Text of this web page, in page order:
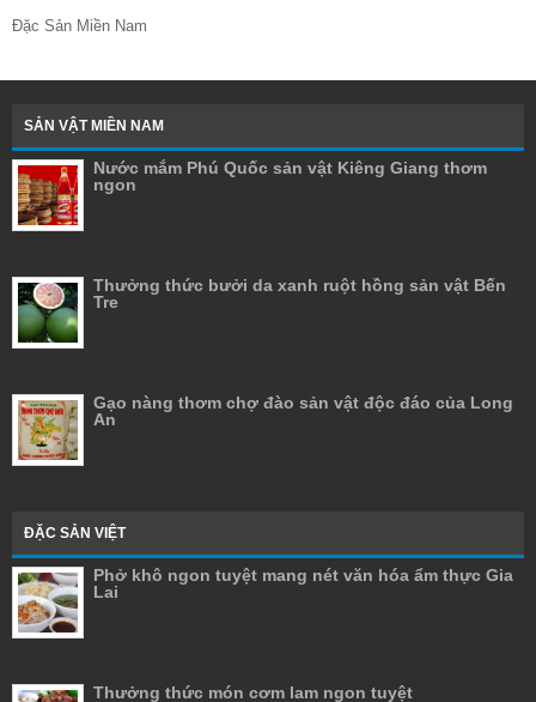
Đặc Sản Miền Nam
SẢN VẬT MIỀN NAM
Nước mắm Phú Quốc sản vật Kiêng Giang thơm
ngon
Thưởng thức bưởi da xanh ruột hồng sản vật Bến
Tre
Gạo nàng thơm chợ đào sản vật độc đáo của Long
An
ĐẶC SẢN VIỆT
Phở khô ngon tuyệt mang nét văn hóa ẩm thực Gia
Lai
Thưởng thức món cơm lam ngon tuyệt